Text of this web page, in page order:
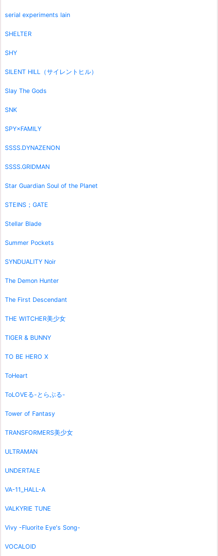
serial experiments lain
SHELTER
SHY
SILENT HILL（サイレントヒル）
Slay The Gods
SNK
SPY×FAMILY
SSSS.DYNAZENON
SSSS.GRIDMAN
Star Guardian Soul of the Planet
STEINS；GATE
Stellar Blade
Summer Pockets
SYNDUALITY Noir
The Demon Hunter
The First Descendant
THE WITCHER美少女
TIGER & BUNNY
TO BE HERO X
ToHeart
ToLOVEる-とらぶる-
Tower of Fantasy
TRANSFORMERS美少女
ULTRAMAN
UNDERTALE
VA-11_HALL-A
VALKYRIE TUNE
Vivy -Fluorite Eye's Song-
VOCALOID